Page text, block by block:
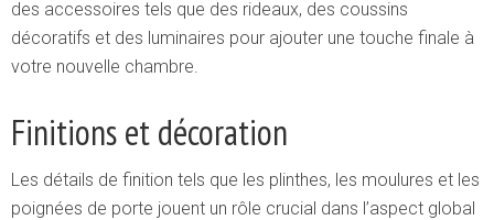
des accessoires tels que des rideaux, des coussins
décoratifs et des luminaires pour ajouter une touche finale à
votre nouvelle chambre.
Finitions et décoration
Les détails de finition tels que les plinthes, les moulures et les
poignées de porte jouent un rôle crucial dans l’aspect global